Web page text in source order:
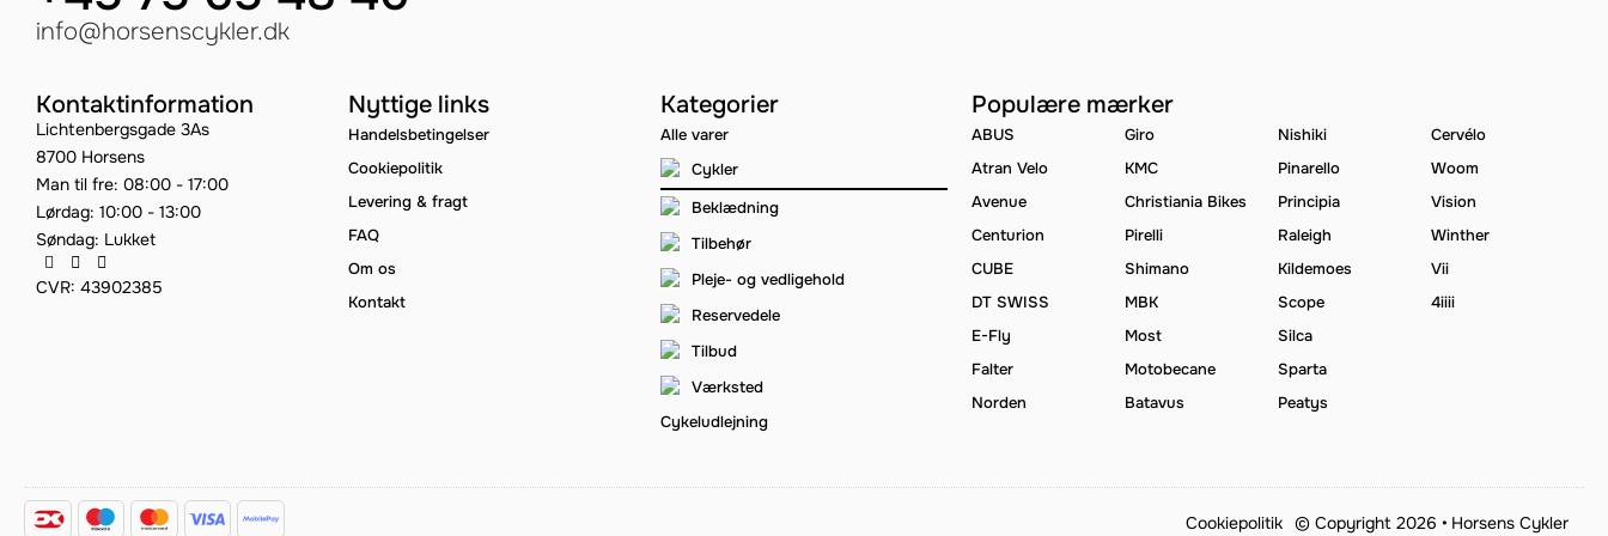
info@horsenscykler.dk
Kontaktinformation
Lichtenbergsgade 3As
8700 Horsens
Man til fre: 08:00 - 17:00
Lørdag: 10:00 - 13:00
Søndag: Lukket
CVR: 43902385
Nyttige links
Handelsbetingelser
Cookiepolitik
Levering & fragt
FAQ
Om os
Kontakt
Kategorier
Alle varer
Cykler
Beklædning
Tilbehør
Pleje- og vedligehold
Reservedele
Tilbud
Værksted
Cykeludlejning
Populære mærker
ABUS
Atran Velo
Avenue
Centurion
CUBE
DT SWISS
E-Fly
Falter
Norden
Giro
KMC
Christiania Bikes
Pirelli
Shimano
MBK
Most
Motobecane
Batavus
Nishiki
Pinarello
Principia
Raleigh
Kildemoes
Scope
Silca
Sparta
Peatys
Cervélo
Woom
Vision
Winther
Vii
4iiii
Cookiepolitik © Copyright 2026 • Horsens Cykler